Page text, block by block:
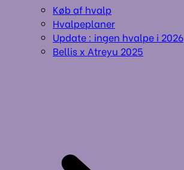
Køb af hvalp
Hvalpeplaner
Update : ingen hvalpe i 2026
Bellis x Atreyu 2025